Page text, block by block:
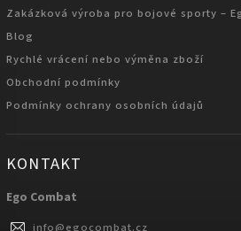
Zakázková výroba pro bojové sporty –
Blog
Rychlé vrácení nebo výměna zboží
Obchodní podmínky
Podmínky ochrany osobních údajů
KONTAKT
Ego Combat
info@egocombat.cz